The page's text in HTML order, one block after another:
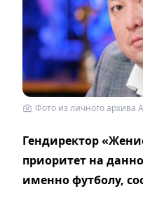
Фото из личного архива
Гендиректор
приоритет на
именно футболу,